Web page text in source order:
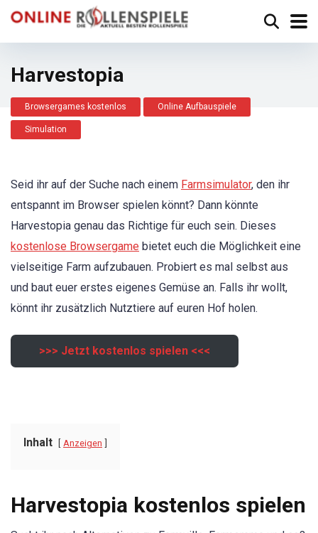
Harvestopia
Browsergames kostenlos Online Aufbauspiele
Simulation
Seid ihr auf der Suche nach einem Farmsimulator, den ihr
entspannt im Browser spielen könnt? Dann könnte
Harvestopia genau das Richtige für euch sein. Dieses
kostenlose Browsergame bietet euch die Möglichkeit eine
vielseitige Farm aufzubauen. Probiert es mal selbst aus
und baut euer erstes eigenes Gemüse an. Falls ihr wollt,
könnt ihr zusätzlich Nutztiere auf euren Hof holen.
>>> Jetzt kostenlos spielen <<<
Inhalt Anzeigen
Harvestopia kostenlos spielen